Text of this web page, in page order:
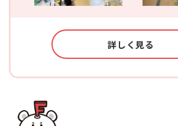
詳しく見る